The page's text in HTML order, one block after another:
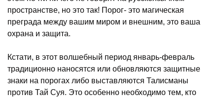
пространстве, но это так! Порог- это магическая
преграда между вашим миром и внешним, это ваша
охрана и защита.
Кстати, в этот волшебный период январь-февраль
традиционно наносятся или обновляются защитные
знаки на порогах либо выставляются Талисманы
против Тай Суя. Это особенно необходимо тем, кто